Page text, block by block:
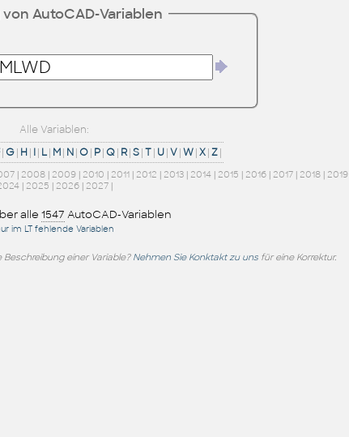
AutoCAD-Variablen
Alle Variablen:
|G | H | I | L | M | N |O | P |Q | R |S |T | U |V |W |X |Z |
| 2008 | 2009 | 2010 | 2011 | 2012 | 2013 | 2014 | 2015 | 2016 | 2017 | 2018 | 2019
| 2025 | 2026| 2027|
alle 1547 AutoCAD-Variablen
im LT fehlende Variablen
einer Variable? Nehmen Sie Konktakt zu uns für eine Korrektur.